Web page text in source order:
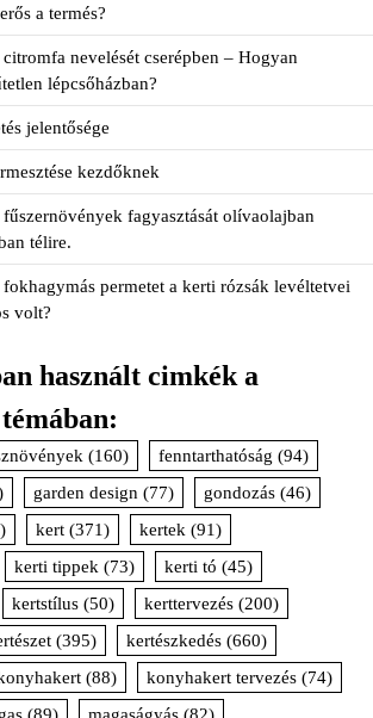
a termés?
nevelését cserépben – Hogyan
lépcsőházban?
jelentősége
kezdőknek
fagyasztását olívaolajban
télire.
permetet a kerti rózsák levéltetvei
volt?
használt cimkék a
(160) fenntarthatóság (94)
garden design (77) gondozás (46)
kert (371) kertek (91)
kerti tippek (73) kerti tó (45)
kertstílus (50) kerttervezés (200)
(395) kertészkedés (660)
(88) konyhakert tervezés (74)